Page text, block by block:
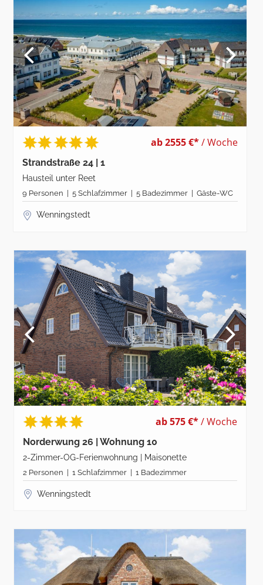
ab 2555 €*/ Woche
Strandstraße 24 | 1
Hausteil unter Reet
9 Personen | 5 Schlafzimmer | 5 Badezimmer | Gäste-WC
Wenningstedt
ab 575 €*/ Woche
Norderwung 26 | Wohnung 10
2-Zimmer-OG-Ferienwohnung | Maisonette
2 Personen | 1 Schlafzimmer | 1 Badezimmer
Wenningstedt